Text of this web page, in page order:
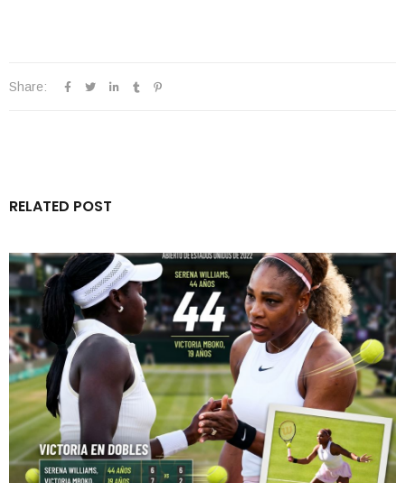
Share:
RELATED POST